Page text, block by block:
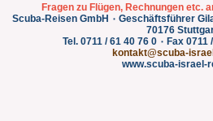
Fragen zu Flügen, Rechnungen etc.
Scuba-Reisen GmbH
Geschäftsführer
70176
Tel. 0711 / 61 40 76 0
Fax 0711
kontakt@scuba-
www.scuba-israel-